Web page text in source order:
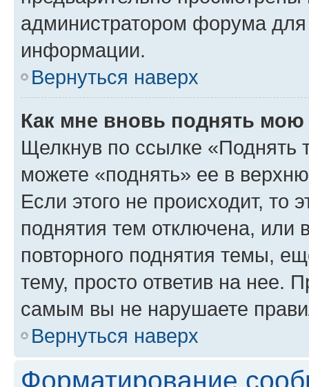
администратором форума
информации.
Вернуться наверх
Как мне вновь поднять мою
Щелкнув по ссылке «Поднять
можете «поднять» ее в
Если этого не происходит, то
поднятия тем отключена, или
повторного поднятия темы,
тему, просто ответив на нее.
самым вы не нарушаете
Вернуться наверх
Форматирование